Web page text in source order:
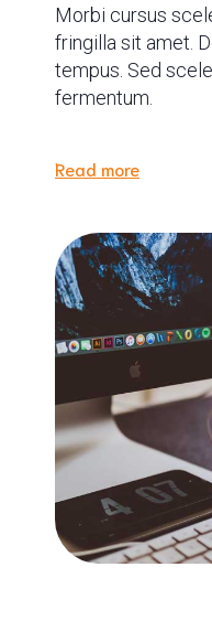
Morbi cursus
fringilla sit amet.
tempus. Sed
fermentum.
Read more